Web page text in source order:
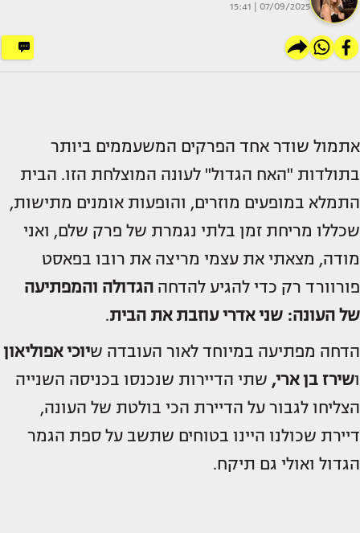
07/09/2025 | 15:41
אתמול שודר אחד הפרקים המשעממים ביותר
בתולדות "האח הגדול" לעונה המוצלחת הזו. הבית
התמלא במופעים מוזרים, והופעות אומנים מתישות,
שכללו מריחת זמן בלתי נגמרת של פרק שלם, ואני
מודה, מצאתי את עצמי מריצה את רובו בפאסט
פורוורד רק כדי להגיע להדחה הגדולה והמפתיעה
של העונה: שני אדרי עוזבת את הבית.
הדחה מפתיעה במיוחד לאור העובדה שיוכי אפוליאון
ושירז בן ארי, שתי הדיירות שנכנסו בכניסה השנייה
הצליחו לגבור על הדיירת הכי בולטת של העונה,
דיירת שכולנו היינו בטוחים שתשב על ספת הגמר
הגדול ואולי גם תיקח.